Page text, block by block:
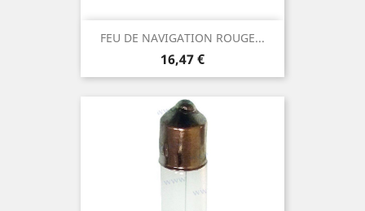
FEU DE NAVIGATION ROUGE...
Prix
16,47 €